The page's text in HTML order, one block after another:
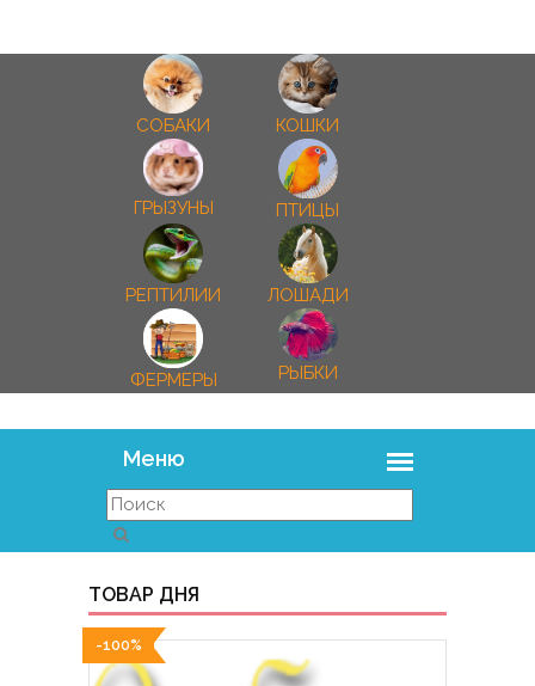
СОБАКИ КОШКИ
ГРЫЗУНЫ ПТИЦЫ
РЕПТИЛИИ ЛОШАДИ
ФЕРМЕРЫ РЫБКИ
ТОВАР ДНЯ
-100%